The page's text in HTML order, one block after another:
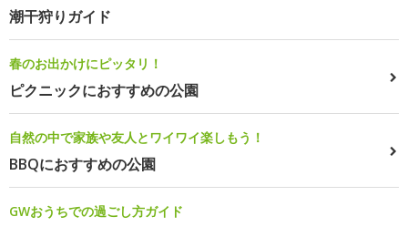
潮干狩りガイド
春のお出かけにピッタリ！
ピクニックにおすすめの公園
自然の中で家族や友人とワイワイ楽しもう！
BBQにおすすめの公園
GWおうちでの過ごし方ガイド